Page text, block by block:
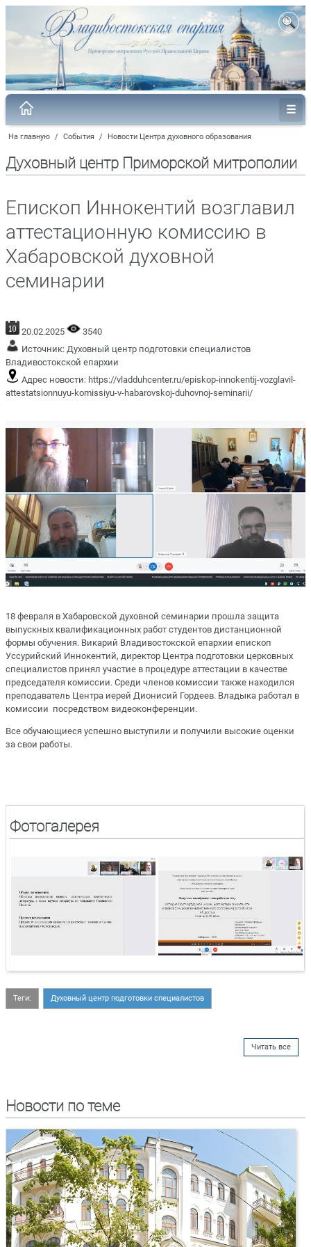
На главную / События / Новости Центра духовного образования
Духовный центр Приморской митрополии
Епископ Иннокентий возглавил
аттестационную комиссию в
Хабаровской духовной
семинарии
20.02.2025
3540
Источник: Духовный центр подготовки специалистов
Владивостокской епархии
Адрес новости: https://vladduhcenter.ru/episkop-innokentij-vozglavil-
attestatsionnuyu-komissiyu-v-habarovskoj-duhovnoj-seminarii/
18 февраля в Хабаровской духовной семинарии прошла защита
выпускных квалификационных работ студентов дистанционной
формы обучения. Викарий Владивостокской епархии епископ
Уссурийский Иннокентий, директор Центра подготовки церковных
специалистов принял участие в процедуре аттестации в качестве
председателя комиссии. Среди членов комиссии также находился
преподаватель Центра иерей Дионисий Гордеев. Владыка работал в
комиссии посредством видеоконференции.
Все обучающиеся успешно выступили и получили высокие оценки
за свои работы.
Фотогалерея
Теги: Духовный центр подготовки специалистов
Читать все
Новости по теме